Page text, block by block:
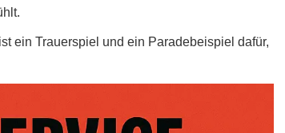
ein Trauerspiel und ein Paradebeispiel dafür,